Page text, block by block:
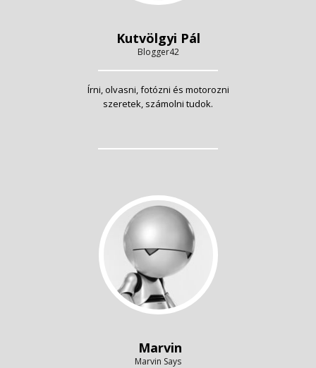
Kutvölgyi Pál
Blogger42
Írni, olvasni, fotózni és motorozni
szeretek, számolni tudok.
Marvin
Marvin Says